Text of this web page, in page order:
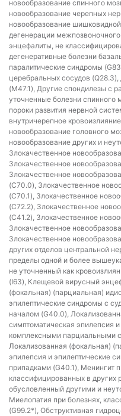
новообразование спинного
новообразование черепных
новообразование
дегенерации
энцефалиты, не
дегенеративные болезни
паралитические синдромы
церебральных сосудов
(M47.1), Другие спондилезы с
уточненные болезни спинного
пороки развития нервной
внутричерепное
новообразование головного
новообразование других и
Злокачественное
Злокачественное
Злокачественное
(C70.0), Злокачественное
(C70.1), Злокачественное
(C72.2), Злокачественное
(C41.2), Злокачественное
Злокачественное
Злокачественное
других отделов центральной
пределы одной и более
не уточненный как
(I63), Клещевой вирусный
(фокальная) (парциальная)
эпилептические синдромы с
началом (G40.0),
симптоматическая эпилепсия
комплексными парциальными
Локализованная (фокальная)
эпилепсия и эпилептические
припадками (G40.1), Менингит
классифицированных в других
обусловленный другими и
Миелопатия при болезнях,
(G99.2*), Обструктивная